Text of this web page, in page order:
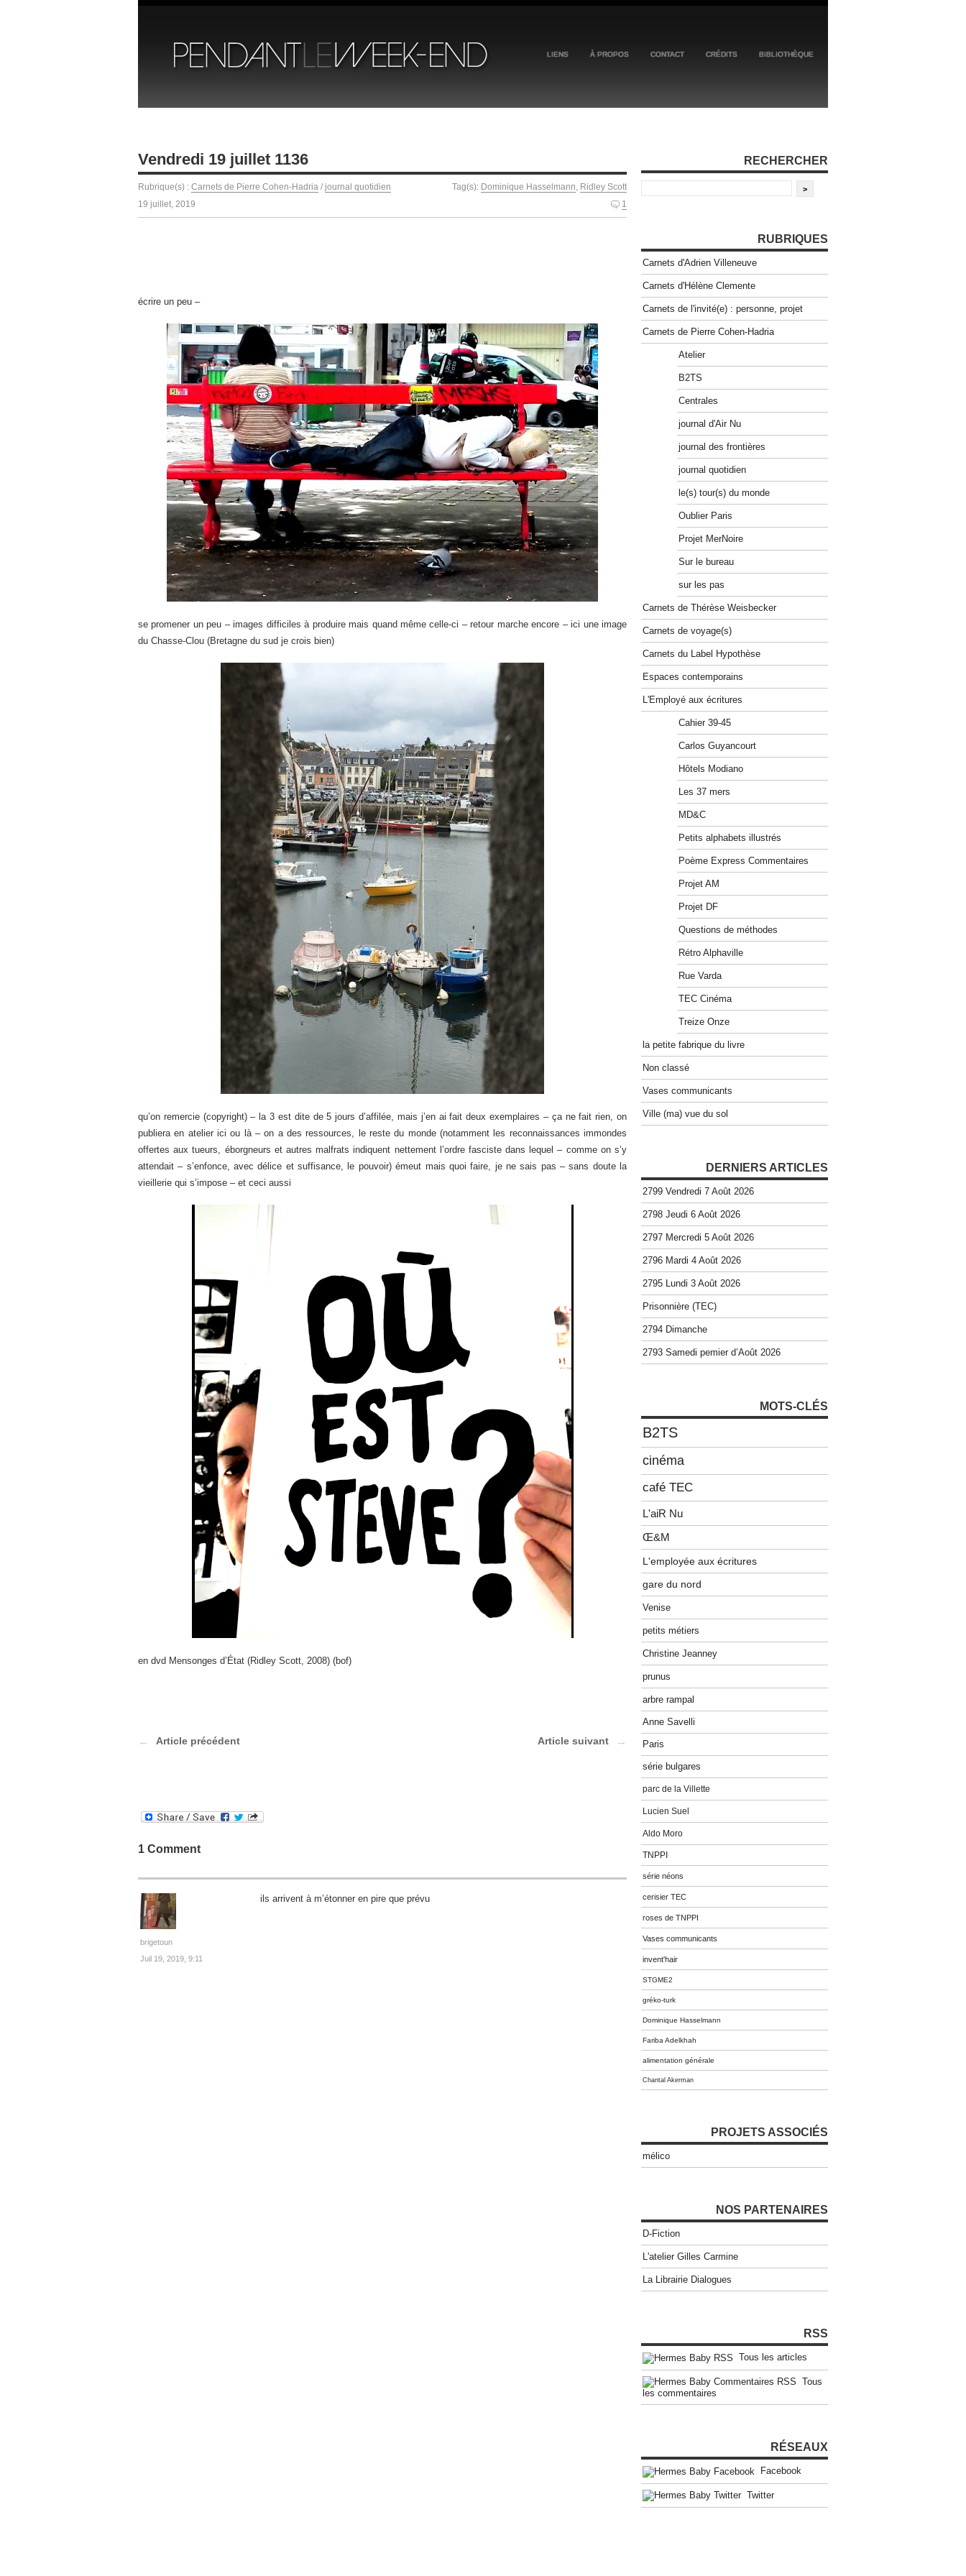
LIENS À PROPOS CONTACT CRÉDITS BIBLIOTHÈQUE
Vendredi 19 juillet 1136
Rubrique(s) : Carnets de Pierre Cohen-Hadria / journal quotidien Tag(s): Dominique Hasselmann, Ridley Scott
19 juillet, 2019
1
écrire un peu –
se promener un peu – images difficiles à produire mais quand même celle-ci – retour marche encore – ici une image
du Chasse-Clou (Bretagne du sud je crois bien)
qu’on remercie (copyright) – la 3 est dite de 5 jours d’affilée, mais j’en ai fait deux exemplaires – ça ne fait rien, on
publiera en atelier ici ou là – on a des ressources, le reste du monde (notamment les reconnaissances immondes
offertes aux tueurs, éborgneurs et autres malfrats indiquent nettement l’ordre fasciste dans lequel – comme on s’y
attendait – s’enfonce, avec délice et suffisance, le pouvoir) émeut mais quoi faire, je ne sais pas – sans doute la
vieillerie qui s’impose – et ceci aussi
en dvd Mensonges d’État (Ridley Scott, 2008) (bof)
Article précédent Article suivant
1 Comment
brigetoun
Juil 19, 2019, 9:11
ils arrivent à m’étonner en pire que prévu
RECHERCHER
RUBRIQUES
Carnets d'Adrien Villeneuve
Carnets d'Hélène Clemente
Carnets de l'invité(e) : personne, projet
Carnets de Pierre Cohen-Hadria
Atelier
B2TS
Centrales
journal d'Air Nu
journal des frontières
journal quotidien
le(s) tour(s) du monde
Oublier Paris
Projet MerNoire
Sur le bureau
sur les pas
Carnets de Thérèse Weisbecker
Carnets de voyage(s)
Carnets du Label Hypothèse
Espaces contemporains
L'Employé aux écritures
Cahier 39-45
Carlos Guyancourt
Hôtels Modiano
Les 37 mers
MD&C
Petits alphabets illustrés
Poème Express Commentaires
Projet AM
Projet DF
Questions de méthodes
Rétro Alphaville
Rue Varda
TEC Cinéma
Treize Onze
la petite fabrique du livre
Non classé
Vases communicants
Ville (ma) vue du sol
DERNIERS ARTICLES
2799 Vendredi 7 Août 2026
2798 Jeudi 6 Août 2026
2797 Mercredi 5 Août 2026
2796 Mardi 4 Août 2026
2795 Lundi 3 Août 2026
Prisonnière (TEC)
2794 Dimanche
2793 Samedi pemier d’Août 2026
MOTS-CLÉS
B2TS
cinéma
café TEC
L'aiR Nu
Œ&M
L'employée aux écritures
gare du nord
Venise
petits métiers
Christine Jeanney
prunus
arbre rampal
Anne Savelli
Paris
série bulgares
parc de la Villette
Lucien Suel
Aldo Moro
TNPPI
série néons
cerisier TEC
roses de TNPPI
Vases communicants
invent'hair
STGME2
gréko-turk
Dominique Hasselmann
Fariba Adelkhah
alimentation générale
Chantal Akerman
PROJETS ASSOCIÉS
mélico
NOS PARTENAIRES
D-Fiction
L'atelier Gilles Carmine
La Librairie Dialogues
RSS
Tous les articles
Tous
les commentaires
RÉSEAUX
Facebook
Twitter